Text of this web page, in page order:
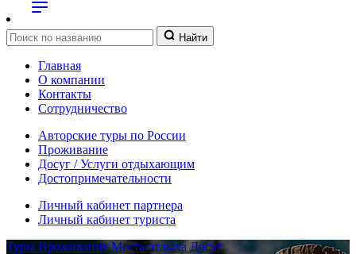
Найти
Главная
О компании
Контакты
Сотрудничество
Авторские туры по России
Проживание
Досуг / Услуги отдыхающим
Достопримечательности
Личный кабинет партнера
Личный кабинет туриста
Туры ПроживаниеМеста отдыха Досуг